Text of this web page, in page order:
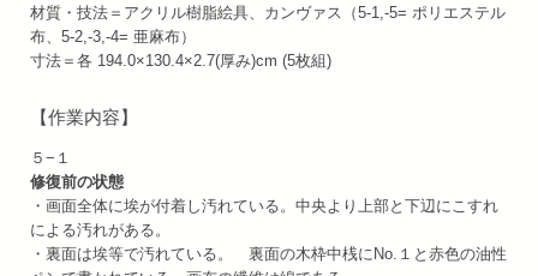
材質・技法＝アクリル樹脂絵具、カンヴァス（5-1,-5= ポリエステル
布、5-2,-3,-4= 亜麻布）
寸法＝各 194.0×130.4×2.7(厚み)cm (5枚組)
【作業内容】
５−１
修復前の状態
・画面全体に埃が付着し汚れている。中央より上部と下辺にこすれ
による汚れがある。
・裏面は埃等で汚れている。 裏面の木枠中桟にNo.１と赤色の油性